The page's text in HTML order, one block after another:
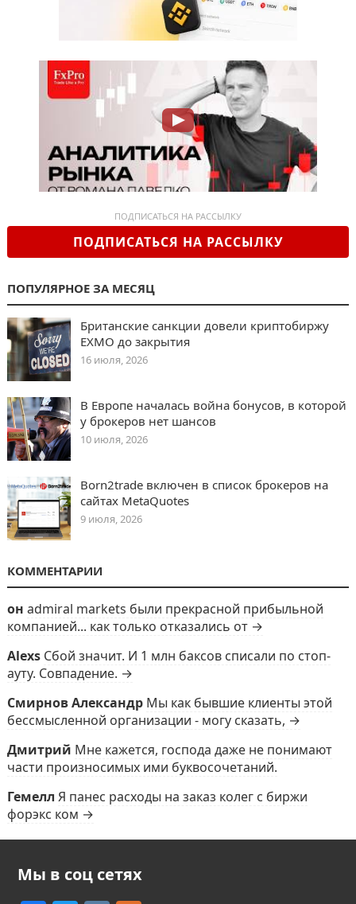
ПОДПИСАТЬСЯ НА РАССЫЛКУ
ПОДПИСАТЬСЯ НА РАССЫЛКУ
ПОПУЛЯРНОЕ ЗА МЕСЯЦ
Британские санкции довели криптобиржу
EXMO до закрытия
16 июля, 2026
В Европе началась война бонусов, в которой
у брокеров нет шансов
10 июля, 2026
Born2trade включен в список брокеров на
сайтах MetaQuotes
9 июля, 2026
КОММЕНТАРИИ
он admiral markets были прекрасной прибыльной
компанией... как только отказались от →
Alexs Сбой значит. И 1 млн баксов списали по стоп-
ауту. Совпадение. →
Смирнов Александр Мы как бывшие клиенты этой
бессмысленной организации - могу сказать, →
Дмитрий Мне кажется, господа даже не понимают
части произносимых ими буквосочетаний.
Гемелл Я панес расходы на заказ колег с биржи
форэкс ком →
Мы в соц сетях